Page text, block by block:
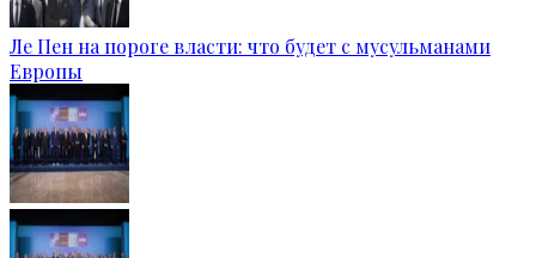
Ле Пен на пороге власти: что будет с мусульманами
Европы